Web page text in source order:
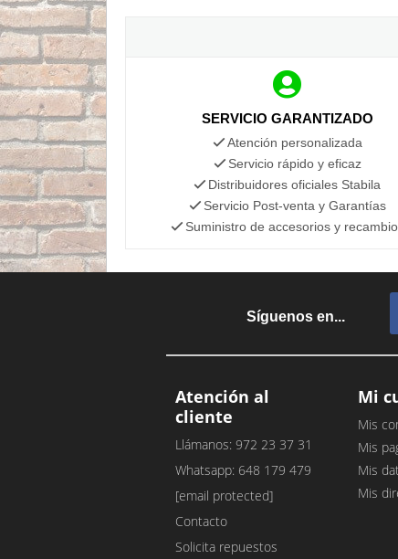
SERVICIO GARANTIZADO
Atención personalizada
Servicio rápido y eficaz
Distribuidores oficiales Stabila
Servicio Post-venta y Garantías
Suministro de accesorios y
Síguenos en...
Atención al
cliente
Llámanos: 972 23 37 31
Whatsapp: 648 179 479
[email protected]
Contacto
Solicita repuestos
Mi
Mis
Mis
Mis
Mis